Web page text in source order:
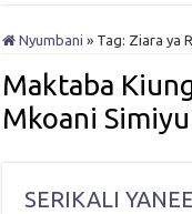
Nyumbani » Tag: Ziara ya
Maktaba
Mkoani Simiyu
SERIKALI